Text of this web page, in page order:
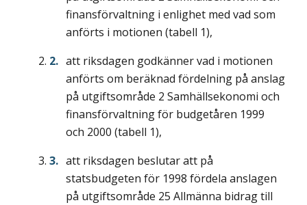
finansförvaltning i enlighet med vad som
anförts i motionen (tabell 1),
att riksdagen godkänner vad i motionen
anförts om beräknad fördelning på anslag
på utgiftsområde 2 Samhällsekonomi och
finansförvaltning för budgetåren 1999
och 2000 (tabell 1),
att riksdagen beslutar att på
statsbudgeten för 1998 fördela anslagen
på utgiftsområde 25 Allmänna bidrag till